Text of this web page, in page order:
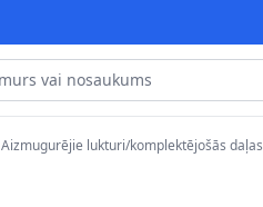
Aizmugurējie lukturi/komplektējošās daļas